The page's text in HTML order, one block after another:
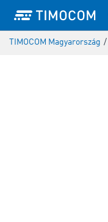
TIMOCOM Magyarország /